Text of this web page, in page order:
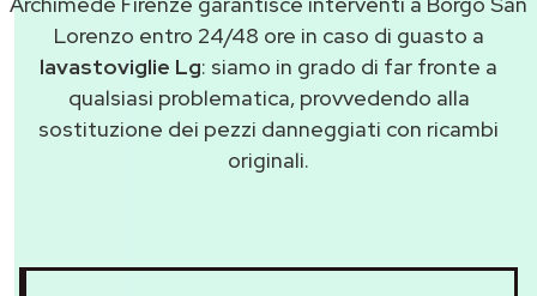
Lorenzo entro 24/48 ore in caso di guasto a
lavastoviglie Lg: siamo in grado di far fronte a
qualsiasi problematica, provvedendo alla
sostituzione dei pezzi danneggiati con ricambi
originali.